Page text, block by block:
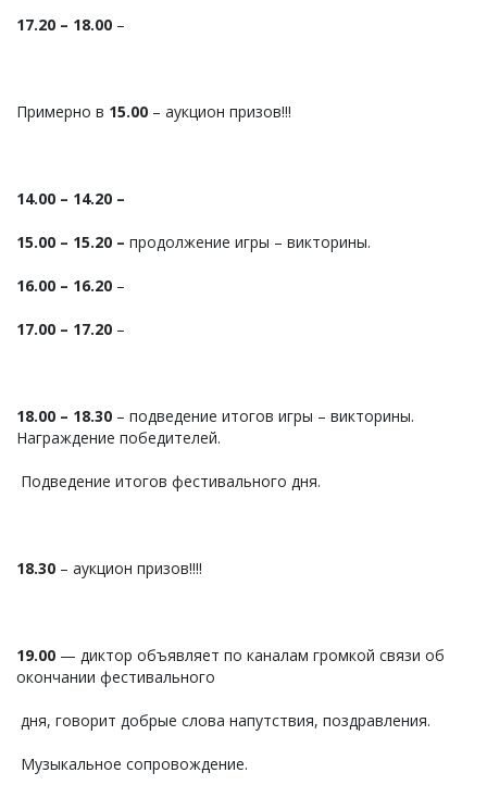
17.20 – 18.00 –
Примерно в 15.00 – аукцион призов!!!
14.00 – 14.20 –
15.00 – 15.20 – продолжение игры – викторины.
16.00 – 16.20 –
17.00 – 17.20 –
18.00 – 18.30 – подведение итогов игры – викторины.
Награждение победителей.
Подведение итогов фестивального дня.
18.30 – аукцион призов!!!!
19.00 — диктор объявляет по каналам громкой связи об
окончании фестивального
дня, говорит добрые слова напутствия, поздравления.
Музыкальное сопровождение.